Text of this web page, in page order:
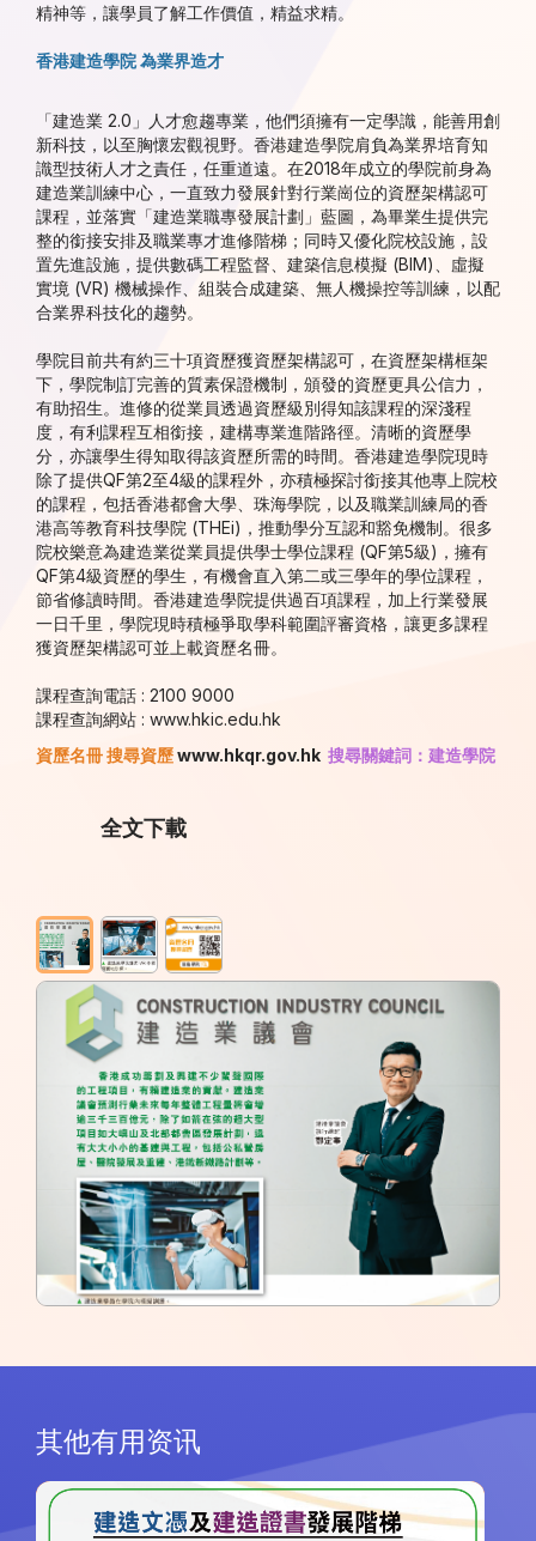
精神等，讓學員了解工作價值，精益求精。
香港建造學院 為業界造才
「建造業 2.0」人才愈趨專業，他們須擁有一定學識，能善用創
新科技，以至胸懷宏觀視野。香港建造學院肩負為業界培育知
識型技術人才之責任，任重道遠。在2018年成立的學院前身為
建造業訓練中心，一直致力發展針對行業崗位的資歷架構認可
課程，並落實「建造業職專發展計劃」藍圖，為畢業生提供完
整的銜接安排及職業專才進修階梯；同時又優化院校設施，設
置先進設施，提供數碼工程監督、建築信息模擬 (BIM)、虛擬
實境 (VR) 機械操作、組裝合成建築、無人機操控等訓練，以配
合業界科技化的趨勢。
學院目前共有約三十項資歷獲資歷架構認可，在資歷架構框架
下，學院制訂完善的質素保證機制，頒發的資歷更具公信力，
有助招生。進修的從業員透過資歷級別得知該課程的深淺程
度，有利課程互相銜接，建構專業進階路徑。清晰的資歷學
分，亦讓學生得知取得該資歷所需的時間。香港建造學院現時
除了提供QF第2至4級的課程外，亦積極探討銜接其他專上院校
的課程，包括香港都會大學、珠海學院，以及職業訓練局的香
港高等教育科技學院 (THEi)，推動學分互認和豁免機制。很多
院校樂意為建造業從業員提供學士學位課程 (QF第5級)，擁有
QF第4級資歷的學生，有機會直入第二或三學年的學位課程，
節省修讀時間。香港建造學院提供過百項課程，加上行業發展
一日千里，學院現時積極爭取學科範圍評審資格，讓更多課程
獲資歷架構認可並上載資歷名冊。
課程查詢電話 : 2100 9000
課程查詢網站 : www.hkic.edu.hk
資歷名冊 搜尋資歷www.hkqr.gov.hk 搜尋關鍵詞：建造學院
全文下載
其他有用资讯